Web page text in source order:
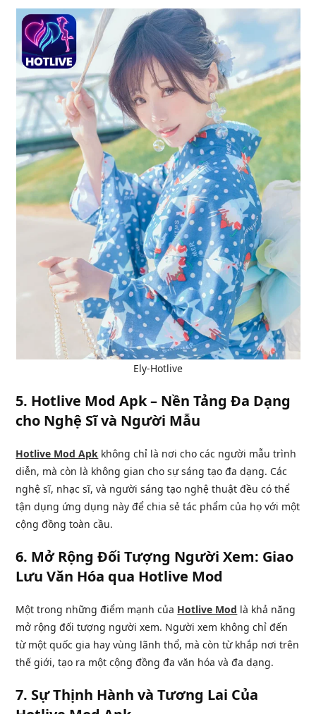
Ely-Hotlive
5. Hotlive Mod Apk – Nền Tảng Đa Dạng
cho Nghệ Sĩ và Người Mẫu
Hotlive Mod Apk không chỉ là nơi cho các người mẫu trình
diễn, mà còn là không gian cho sự sáng tạo đa dạng. Các
nghệ sĩ, nhạc sĩ, và người sáng tạo nghệ thuật đều có thể
tận dụng ứng dụng này để chia sẻ tác phẩm của họ với một
cộng đồng toàn cầu.
6. Mở Rộng Đối Tượng Người Xem: Giao
Lưu Văn Hóa qua Hotlive Mod
Một trong những điểm mạnh của Hotlive Mod là khả năng
mở rộng đối tượng người xem. Người xem không chỉ đến
từ một quốc gia hay vùng lãnh thổ, mà còn từ khắp nơi trên
thế giới, tạo ra một cộng đồng đa văn hóa và đa dạng.
7. Sự Thịnh Hành và Tương Lai Của